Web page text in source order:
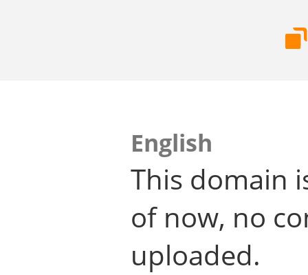
English
This domain
of now, no
uploaded.